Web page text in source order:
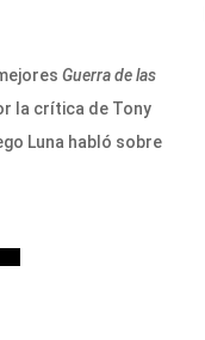
Guerra de las
la crítica de Tony
Luna habló sobre